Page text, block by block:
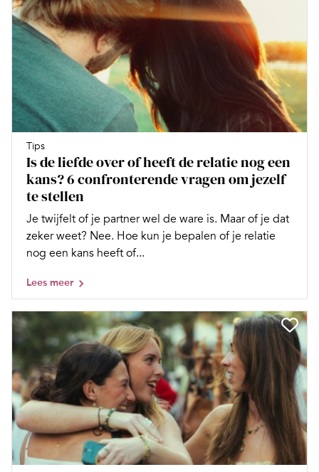
Tips
Is de liefde over of heeft de relatie nog een
kans? 6 confronterende vragen om jezelf
te stellen
Je twijfelt of je partner wel de ware is. Maar of je dat
zeker weet? Nee. Hoe kun je bepalen of je relatie
nog een kans heeft of...
Lees meer